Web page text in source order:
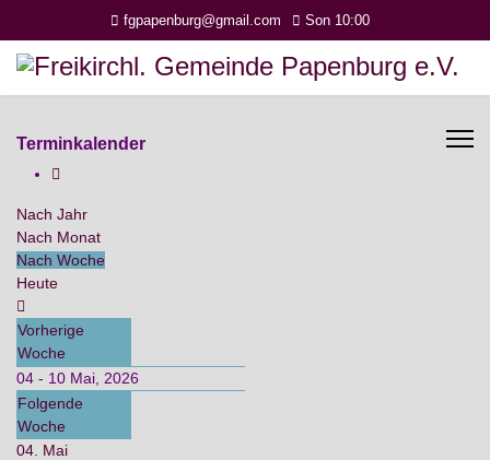
fgpapenburg@gmail.com Son 10:00
Terminkalender
Nach Jahr
Nach Monat
Nach Woche
Heute
Vorherige
Woche
04 - 10 Mai, 2026
Folgende
Woche
04. Mai